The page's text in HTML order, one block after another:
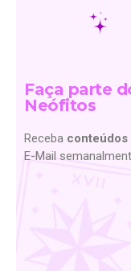
Faça parte
Neófitos
Receba conteúdos
E-Mail